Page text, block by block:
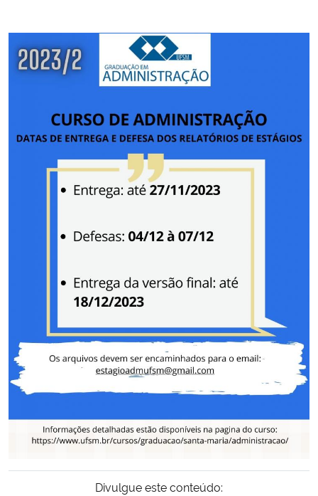
Controladoria-Geral da União
Ministério da Mulher, da Família e dos Direitos Humanos
Secretaria-Geral
Secretaria de Governo
Gabinete de Segurança Institucional
Advocacia-Geral da União
Banco Central do Brasil
Divulgue este conteúdo: